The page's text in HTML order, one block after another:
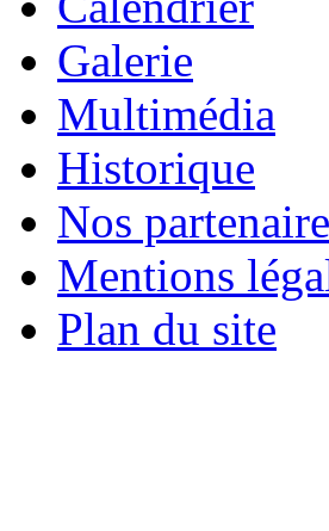
Galerie
Multimédia
Historique
Nos
Mentions
Plan du site